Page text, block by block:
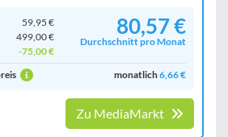
59,95 €
499,00 €
-75,00 €
80,57 €
Durchschnitt pro Monat
monatlich6,66 €
Zu MediaMarkt